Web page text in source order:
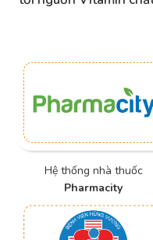
Hệ thống nhà thuốc
Pharmacity